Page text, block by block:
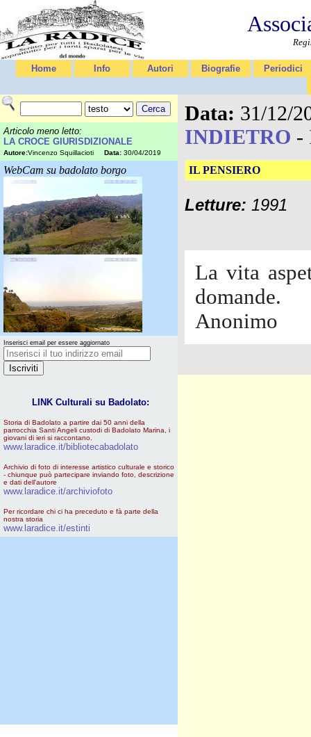
Home Info Autori Biografie Periodici
Articolo meno letto:
LA CROCE GIURISDIZIONALE
Autore:Vincenzo Squillacioti Data: 30/04/2019
WebCam su badolato borgo
Inserisci email per essere aggiornato
LINK Culturali su Badolato:
Storia di Badolato a partire dai 50 anni della
parrocchia Santi Angeli custodi di Badolato Marina, i
giovani di ieri si raccontano.
www.laradice.it/bibliotecabadolato
Archivio di foto di interesse artistico culturale e storico
- chiunque può partecipare inviando foto, descrizione
e dati dell'autore
www.laradice.it/archiviofoto
Per ricordare chi ci ha preceduto e fà parte della
nostra storia
www.laradice.it/estinti
Data: 31/12/
INDIETRO -
IL PENSIERO
Letture: 1991
La vita
domande.
Anonimo